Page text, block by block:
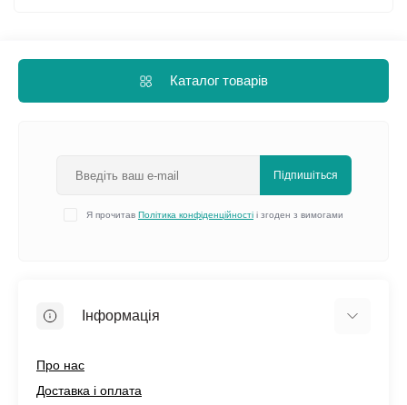
Каталог товарів
Підпишіться
Я прочитав Політика конфіденційності і згоден з вимогами
Інформація
Про нас
Доставка і оплата